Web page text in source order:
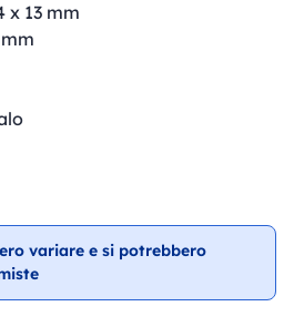
x 13 mm
variare e si potrebbero